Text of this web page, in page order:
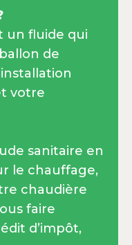
un fluide qui
de
votre
sanitaire en
le chauffage,
chaudière
faire
d’impôt,